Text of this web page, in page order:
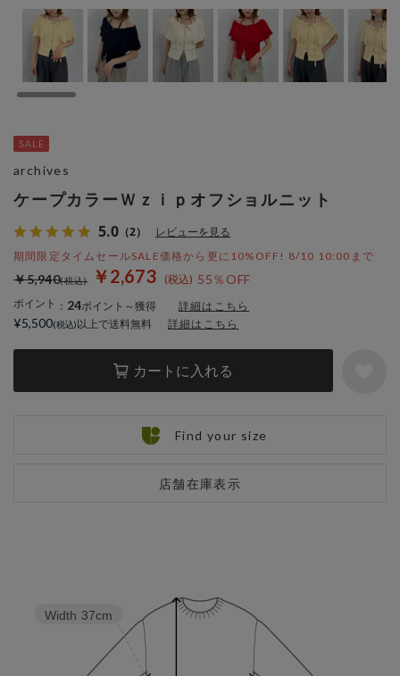
ケープカラーＷｚｉｐオフショルニット
5.0 （2） レビューを見る
期間限定タイムセールSALE価格から更に10%OFF! 8/10 10:00まで
￥2,673 55％OFF
￥5,940
ポイント ： 24ポイント～獲得 詳細はこちら
カートに入れる
店舗在庫表示
archives
¥5,500 以上で送料無料 詳細はこちら
Find your size
Width 37cm